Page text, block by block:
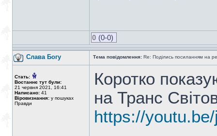
0 (0-0)
Слава Богу Тема повідомлення: Re: Поділись посиланням на
Стать:
Востаннє тут були:
21 червня 2021, 16:41
Написано: 41
Віровизнання: у пошуках
Правди
Коротко
на Транс
https://